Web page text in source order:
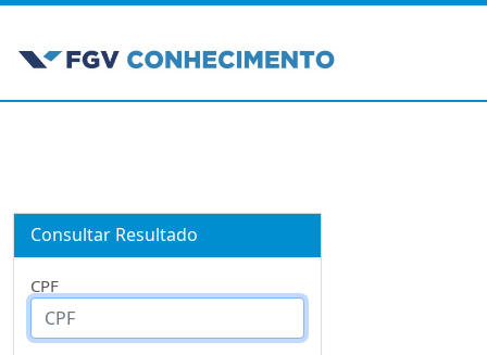
Consultar Resultado
CPF